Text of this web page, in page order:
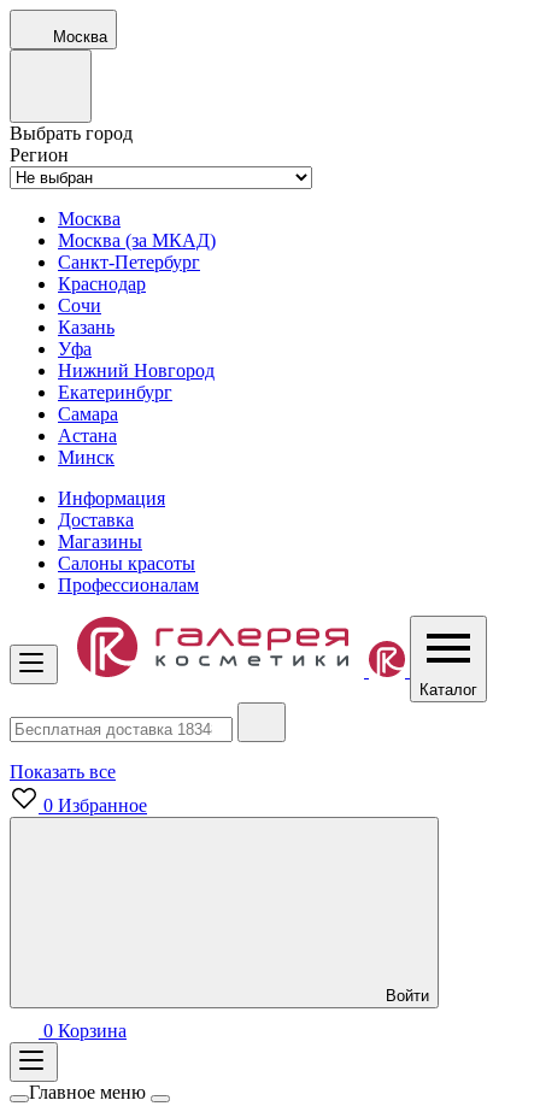
Москва
Выбрать город
Регион
Москва
Москва (за МКАД)
Санкт-Петербург
Краснодар
Сочи
Казань
Уфа
Нижний Новгород
Екатеринбург
Самара
Астана
Минск
Информация
Доставка
Магазины
Салоны красоты
Профессионалам
Каталог
Показать все
0 Избранное
Войти
0 Корзина
Главное меню